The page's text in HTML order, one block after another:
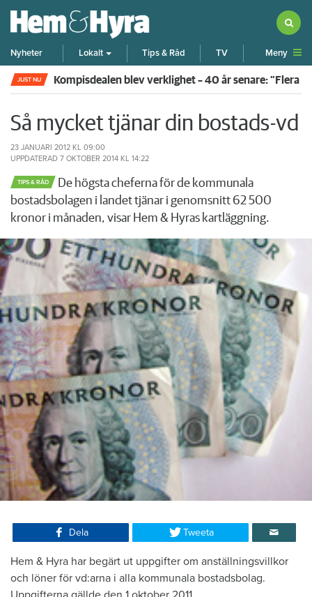
Nyheter Lokalt Tips & Råd TV Meny
JUST NU Kompisdealen blev verklighet – 40 år senare: "Flera
Så mycket tjänar din bostads-vd
23 JANUARI 2012 KL 09:00
UPPDATERAD 7 OKTOBER 2014 KL 14:22
TIPS & RÅD
De högsta cheferna för de kommunala
bostadsbolagen i landet tjänar i genomsnitt 62 500
kronor i månaden, visar Hem & Hyras kartläggning.
Dela Tweeta
Hem & Hyra har begärt ut uppgifter om anställningsvillkor
och löner för vd:arna i alla kommunala bostadsbolag.